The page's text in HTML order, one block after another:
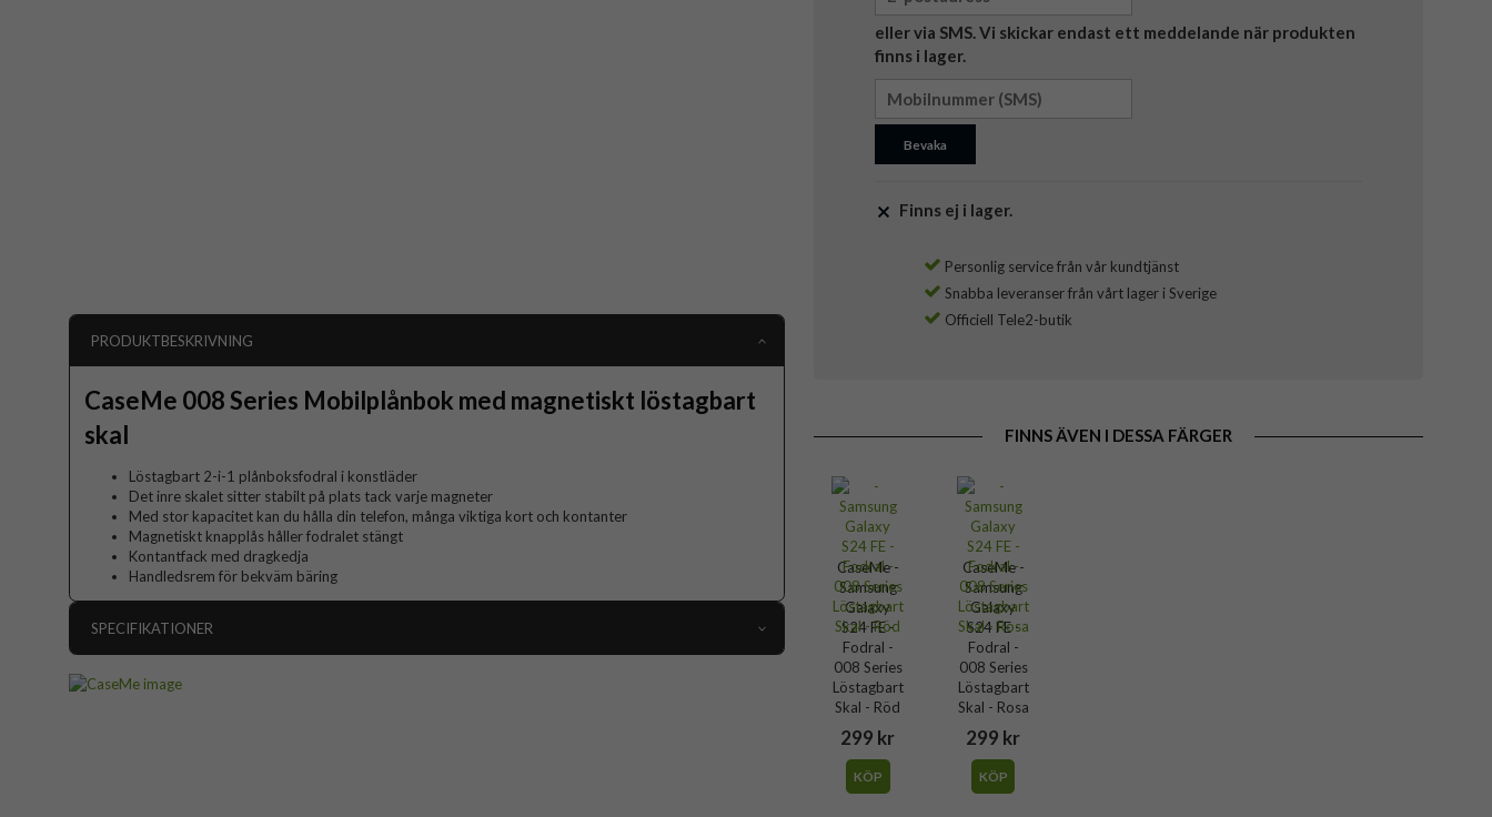
eller via SMS. Vi skickar endast ett meddelande när produkten
finns i lager.
Bevaka
Finns ej i lager.
Personlig service från vår kundtjänst
Snabba leveranser från vårt lager i Sverige
Officiell Tele2-butik
FINNS ÄVEN I DESSA FÄRGER
CaseMe -
Samsung
Galaxy
S24 FE -
Fodral -
008 Series
Löstagbart
Skal - Röd
299 kr
KÖP
CaseMe -
Samsung
Galaxy
S24 FE -
Fodral -
008 Series
Löstagbart
Skal - Rosa
299 kr
KÖP
PRODUKTBESKRIVNING
CaseMe 008 Series Mobilplånbok med magnetiskt löstagbart
skal
Löstagbart 2-i-1 plånboksfodral i konstläder
Det inre skalet sitter stabilt på plats tack varje magneter
Med stor kapacitet kan du hålla din telefon, många viktiga kort och kontanter
Magnetiskt knapplås håller fodralet stängt
Kontantfack med dragkedja
Handledsrem för bekväm bäring
SPECIFIKATIONER